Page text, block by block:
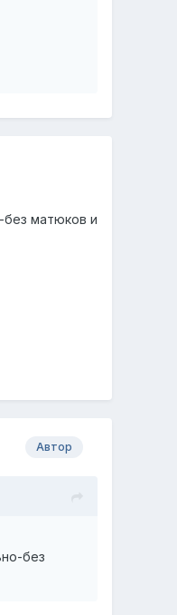
без матюков и
Автор
без